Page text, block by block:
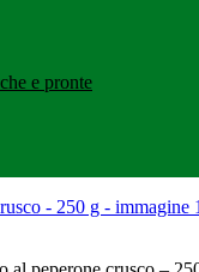
e pronte